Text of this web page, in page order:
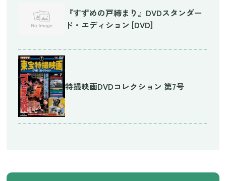
『すずめの戸締まり』DVDスタンダー
ド・エディション [DVD]
特撮映画DVDコレクション 第7号